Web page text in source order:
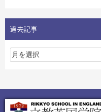
過去記事